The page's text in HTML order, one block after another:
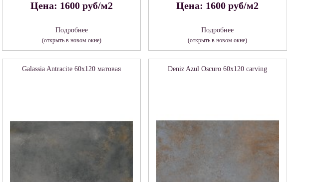
Цена: 1600 руб/м2
Подробнее
(открыть в новом окне)
Цена: 1600 руб/м2
Подробнее
(открыть в новом окне)
Galassia Antracite 60х120 матовая Deniz Azul Oscuro 60х120 carving